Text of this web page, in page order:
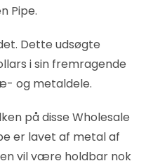
Pipe.
Dette udsøgte
i sin fremragende
og metaldele.
på disse Wholesale
er lavet af metal af
vil være holdbar nok